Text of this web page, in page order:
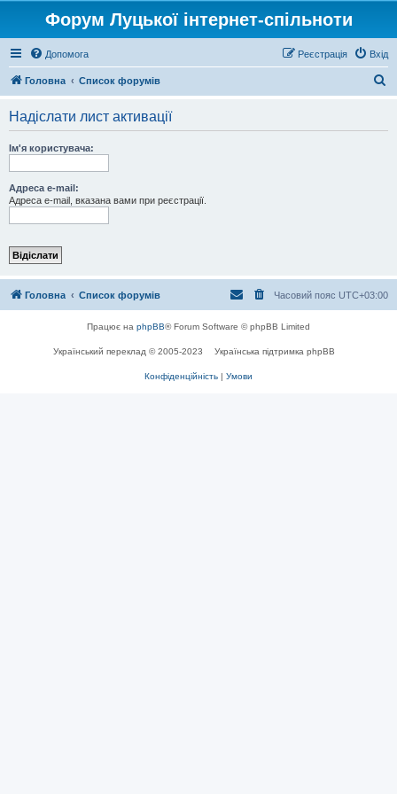
Форум Луцької інтернет-спільноти
Допомога Вхід
Реєстрація
Головна Список форумів
Надіслати лист активації
Ім'я користувача:
Адреса e-mail:
Адреса e-mail, вказана вами при реєстрації.
Головна Список форумів Часовий пояс UTC+03:00
Працює на phpBB® Forum Software © phpBB Limited
Український переклад © 2005-2023 Українська підтримка phpBB
Конфіденційність | Умови